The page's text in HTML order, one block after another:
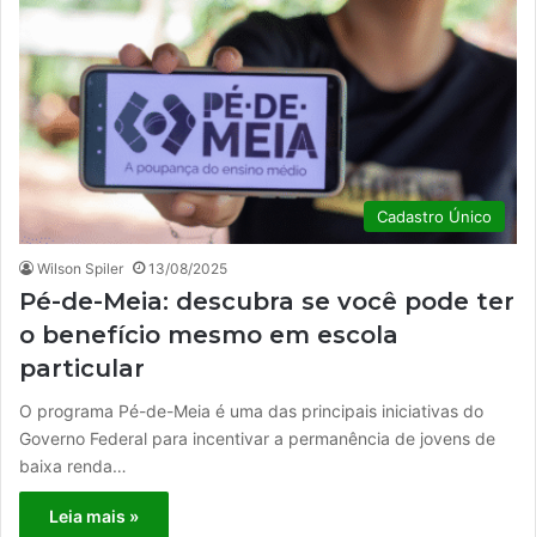
Cadastro Único
Wilson Spiler 13/08/2025
Pé-de-Meia: descubra se você pode ter
o benefício mesmo em escola
particular
O programa Pé-de-Meia é uma das principais iniciativas do
Governo Federal para incentivar a permanência de jovens de
baixa renda…
Leia mais »